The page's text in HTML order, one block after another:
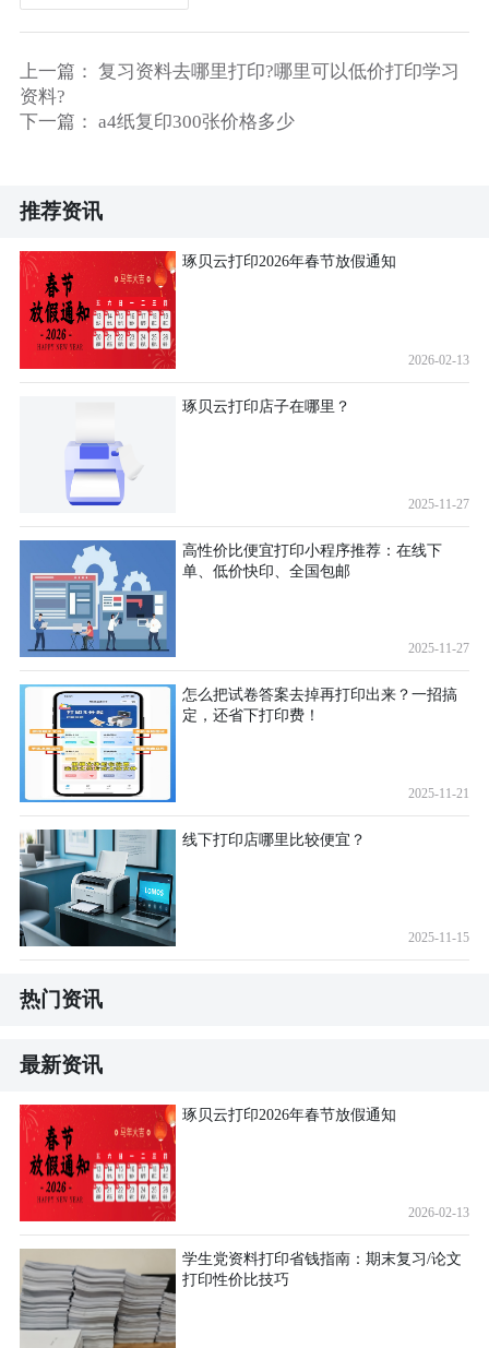
上一篇： 复习资料去哪里打印?哪里可以低价打印学习
资料?
下一篇： a4纸复印300张价格多少
推荐资讯
琢贝云打印2026年春节放假通知
2026-02-13
琢贝云打印店子在哪里？
2025-11-27
高性价比便宜打印小程序推荐：在线下
单、低价快印、全国包邮
2025-11-27
怎么把试卷答案去掉再打印出来？一招搞
定，还省下打印费！
2025-11-21
线下打印店哪里比较便宜？
2025-11-15
热门资讯
最新资讯
琢贝云打印2026年春节放假通知
2026-02-13
学生党资料打印省钱指南：期末复习/论文
打印性价比技巧